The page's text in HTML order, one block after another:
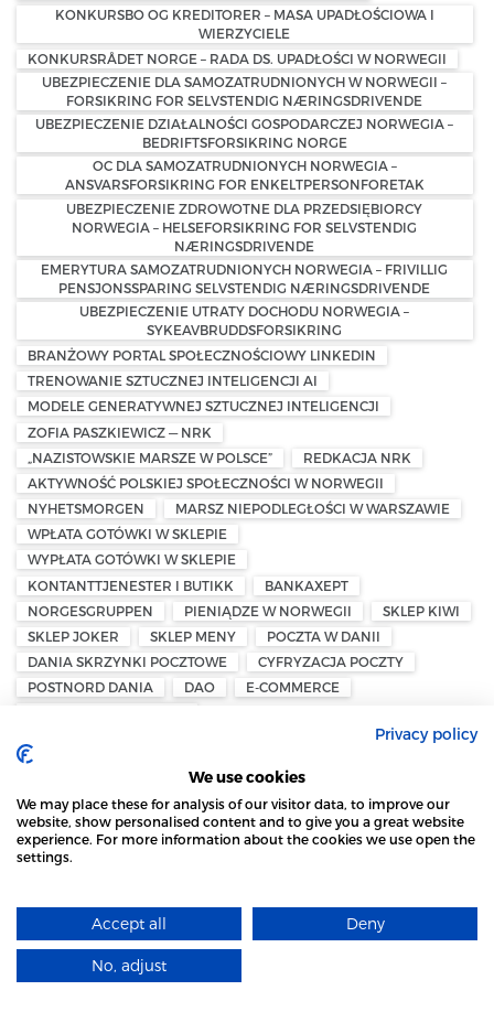
KONKURSBO OG KREDITORER – MASA UPADŁOŚCIOWA I
WIERZYCIELE
KONKURSRÅDET NORGE – RADA DS. UPADŁOŚCI W NORWEGII
UBEZPIECZENIE DLA SAMOZATRUDNIONYCH W NORWEGII –
FORSIKRING FOR SELVSTENDIG NÆRINGSDRIVENDE
UBEZPIECZENIE DZIAŁALNOŚCI GOSPODARCZEJ NORWEGIA –
BEDRIFTSFORSIKRING NORGE
OC DLA SAMOZATRUDNIONYCH NORWEGIA –
ANSVARSFORSIKRING FOR ENKELTPERSONFORETAK
UBEZPIECZENIE ZDROWOTNE DLA PRZEDSIĘBIORCY
NORWEGIA – HELSEFORSIKRING FOR SELVSTENDIG
NÆRINGSDRIVENDE
EMERYTURA SAMOZATRUDNIONYCH NORWEGIA – FRIVILLIG
PENSJONSSPARING SELVSTENDIG NÆRINGSDRIVENDE
UBEZPIECZENIE UTRATY DOCHODU NORWEGIA –
SYKEAVBRUDDSFORSIKRING
BRANŻOWY PORTAL SPOŁECZNOŚCIOWY LINKEDIN
TRENOWANIE SZTUCZNEJ INTELIGENCJI AI
MODELE GENERATYWNEJ SZTUCZNEJ INTELIGENCJI
ZOFIA PASZKIEWICZ — NRK
„NAZISTOWSKIE MARSZE W POLSCE”
REDKACJA NRK
AKTYWNOŚĆ POLSKIEJ SPOŁECZNOŚCI W NORWEGII
NYHETSMORGEN
MARSZ NIEPODLEGŁOŚCI W WARSZAWIE
WPŁATA GOTÓWKI W SKLEPIE
WYPŁATA GOTÓWKI W SKLEPIE
KONTANTTJENESTER I BUTIKK
BANKAXEPT
NORGESGRUPPEN
PIENIĄDZE W NORWEGII
SKLEP KIWI
SKLEP JOKER
SKLEP MENY
POCZTA W DANII
DANIA SKRZYNKI POCZTOWE
CYFRYZACJA POCZTY
POSTNORD DANIA
DAO
E-COMMERCE
FORMUESSKATT — PODATEK OD MAJĄTKU
NORWESKI SYSTEM PODATKOWY
UCIECZKA KAPITAŁU
NORWEGIA — PODATEK MAJĄTKOWY
ØYSTEIN STRAY SPETALEN
PRZEPISY PRAWNE
CŁA UE — NORWEGIA
EKSPORT Z NORWEGII
NORWEGIA — EFTA
PRZEMYSŁ I HANDEL
STRONA LOCAL MARKET WYKORZYSTUJE PLIKI
DOWIEDZ SIĘ WIĘCEJ
Privacy policy
We use cookies
We may place these for analysis of our visitor data, to improve our
website, show personalised content and to give you a great website
experience. For more information about the cookies we use open the
settings.
Accept all Deny
No, adjust